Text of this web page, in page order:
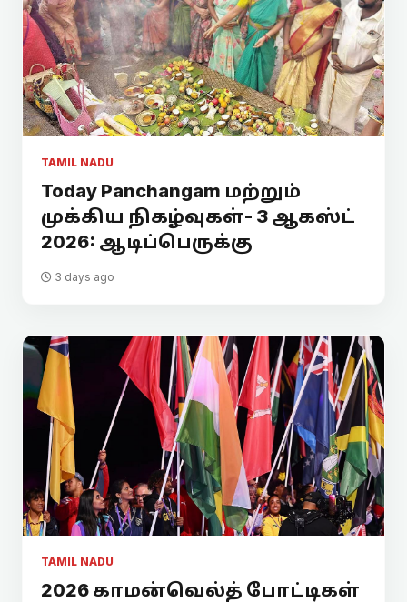
TAMIL NADU
Today Panchangam மற்றும்
முக்கிய நிகழ்வுகள்- 3 ஆகஸ்ட்
2026: ஆடிப்பெருக்கு
3 days ago
TAMIL NADU
2026 காமன்வெல்த் போட்டிகள்